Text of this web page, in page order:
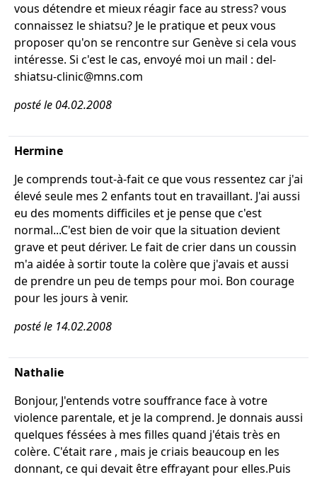
vous détendre et mieux réagir face au stress? vous
connaissez le shiatsu? Je le pratique et peux vous
proposer qu'on se rencontre sur Genève si cela vous
intéresse. Si c'est le cas, envoyé moi un mail : del-
shiatsu-clinic@mns.com
posté le 04.02.2008
Hermine
Je comprends tout-à-fait ce que vous ressentez car j'ai
élevé seule mes 2 enfants tout en travaillant. J'ai aussi
eu des moments difficiles et je pense que c'est
normal...C'est bien de voir que la situation devient
grave et peut dériver. Le fait de crier dans un coussin
m'a aidée à sortir toute la colère que j'avais et aussi
de prendre un peu de temps pour moi. Bon courage
pour les jours à venir.
posté le 14.02.2008
Nathalie
Bonjour, J'entends votre souffrance face à votre
violence parentale, et je la comprend. Je donnais aussi
quelques féssées à mes filles quand j'étais très en
colère. C'était rare , mais je criais beaucoup en les
donnant, ce qui devait être effrayant pour elles.Puis